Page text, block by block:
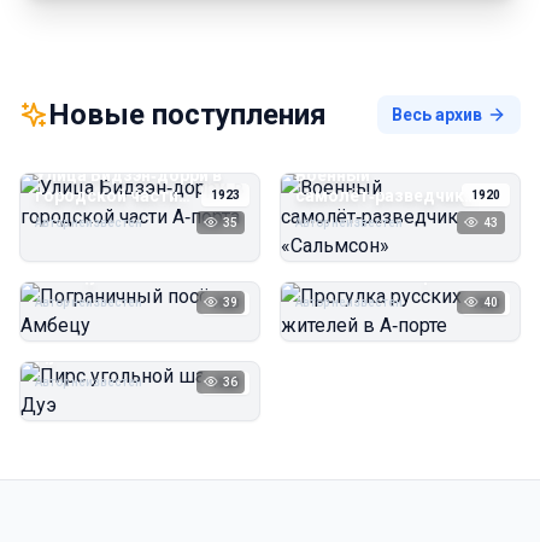
Новые поступления Весь архив
1923
Улица Бидзэн‑дорри в
городской части
А‑порта
Автор неизвестен 35
1920
Военный
самолёт‑разведчик
«Сальмсон»
Автор неизвестен 43
1923
Автор неизвестен 39 1923
Прогулка русских
Автор неизвестен 40
1923
Пирс угольной шахты
Автор неизвестен 36